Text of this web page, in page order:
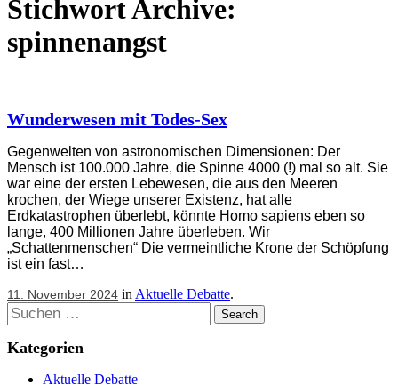
Stichwort Archive:
spinnenangst
Wunderwesen mit Todes-Sex
Gegenwelten von astronomischen Dimensionen: Der
Mensch ist 100.000 Jahre, die Spinne 4000 (!) mal so alt. Sie
war eine der ersten Lebewesen, die aus den Meeren
krochen, der Wiege unserer Existenz, hat alle
Erdkatastrophen überlebt, könnte Homo sapiens eben so
lange, 400 Millionen Jahre überleben. Wir
„Schattenmenschen“ Die vermeintliche Krone der Schöpfung
ist ein fast…
11. November 2024 in Aktuelle Debatte.
Suchen
Kategorien
Aktuelle Debatte